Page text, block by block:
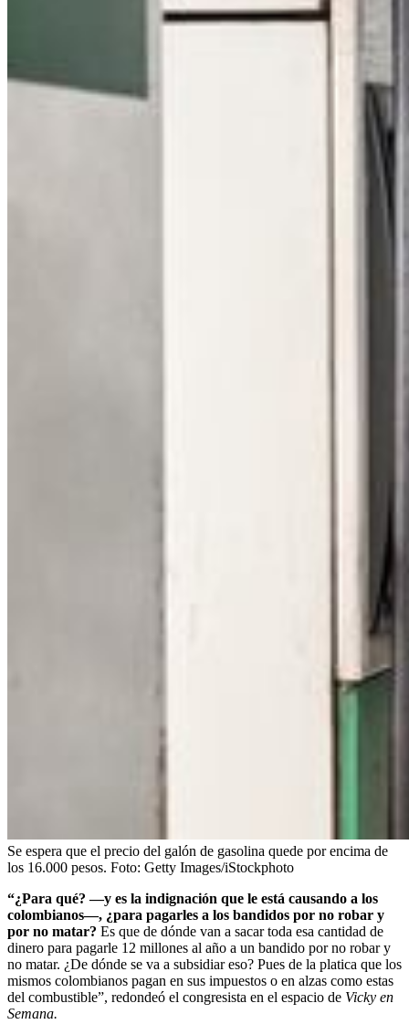
Se espera que el precio del galón de gasolina quede por encima de
los 16.000 pesos. Foto: Getty Images/iStockphoto
“¿Para qué? —y es la indignación que le está causando a los
colombianos—, ¿para pagarles a los bandidos por no robar y
por no matar? Es que de dónde van a sacar toda esa cantidad de
dinero para pagarle 12 millones al año a un bandido por no robar y
no matar. ¿De dónde se va a subsidiar eso? Pues de la platica que los
mismos colombianos pagan en sus impuestos o en alzas como estas
del combustible”, redondeó el congresista en el espacio de Vicky en
Semana.